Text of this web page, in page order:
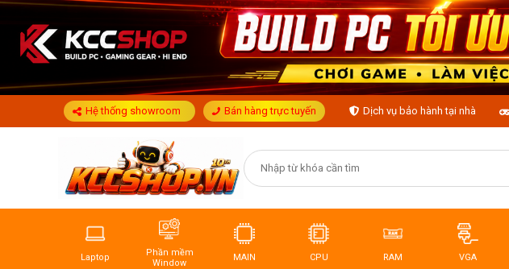
Hệ thống showroom Bán hàng trực tuyến Dịch vụ bảo hành tại nhà
Laptop
Phần mềm
Window
MAIN CPU RAM VGA